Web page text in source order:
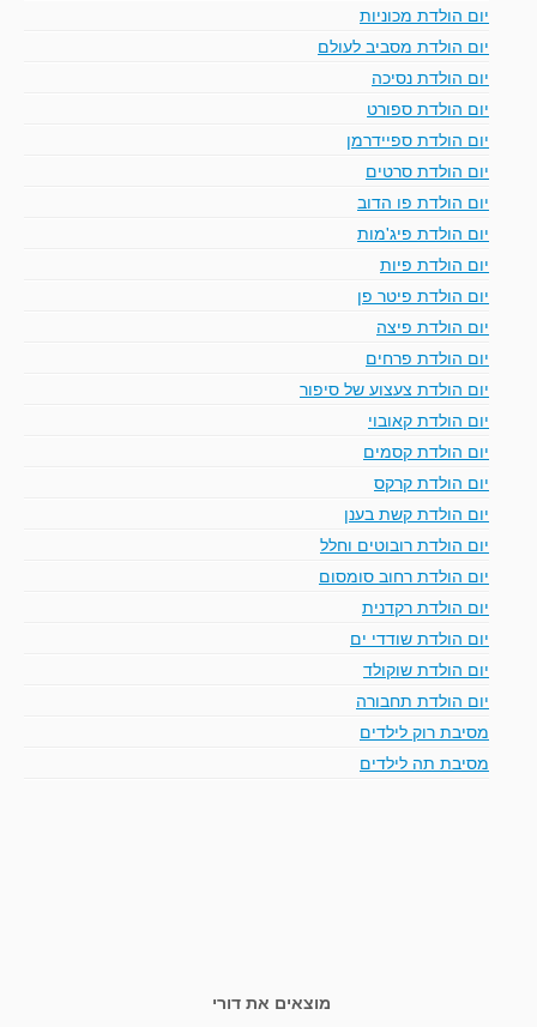
יום הולדת מכוניות
יום הולדת מסביב לעולם
יום הולדת נסיכה
יום הולדת ספורט
יום הולדת ספיידרמן
יום הולדת סרטים
יום הולדת פו הדוב
יום הולדת פיג'מות
יום הולדת פיות
יום הולדת פיטר פן
יום הולדת פיצה
יום הולדת פרחים
יום הולדת צעצוע של סיפור
יום הולדת קאובוי
יום הולדת קסמים
יום הולדת קרקס
יום הולדת קשת בענן
יום הולדת רובוטים וחלל
יום הולדת רחוב סומסום
יום הולדת רקדנית
יום הולדת שודדי ים
יום הולדת שוקולד
יום הולדת תחבורה
מסיבת רוק לילדים
מסיבת תה לילדים
מוצאים את דורי